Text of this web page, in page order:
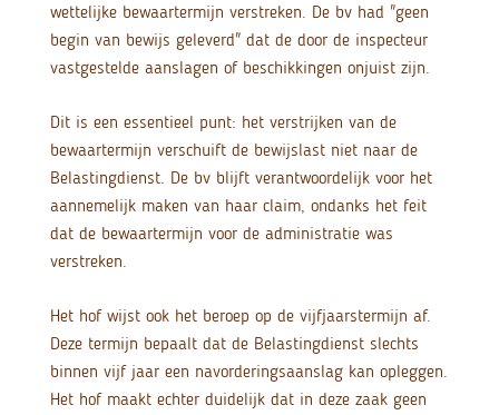
wettelijke bewaartermijn verstreken. De bv had "geen
begin van bewijs geleverd" dat de door de inspecteur
vastgestelde aanslagen of beschikkingen onjuist zijn.
Dit is een essentieel punt: het verstrijken van de
bewaartermijn verschuift de bewijslast niet naar de
Belastingdienst. De bv blijft verantwoordelijk voor het
aannemelijk maken van haar claim, ondanks het feit
dat de bewaartermijn voor de administratie was
verstreken.
Het hof wijst ook het beroep op de vijfjaarstermijn af.
Deze termijn bepaalt dat de Belastingdienst slechts
binnen vijf jaar een navorderingsaanslag kan opleggen.
Het hof maakt echter duidelijk dat in deze zaak geen